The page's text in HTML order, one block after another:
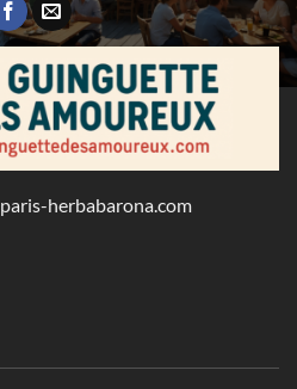
paris-herbabarona.com